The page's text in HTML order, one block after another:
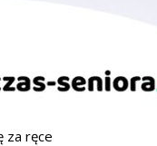
za ręce